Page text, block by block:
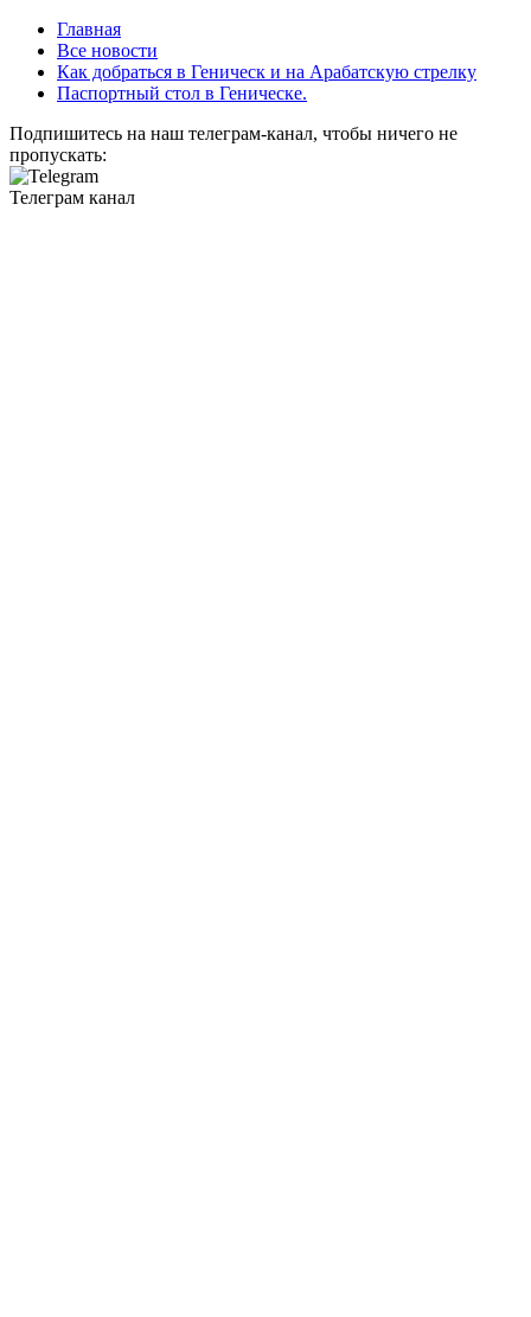
Главная
Все новости
Как добраться в Геническ и на Арабатскую стрелку
Паспортный стол в Геническе.
Подпишитесь на наш телеграм-канал, чтобы ничего не
пропускать:
Телеграм канал